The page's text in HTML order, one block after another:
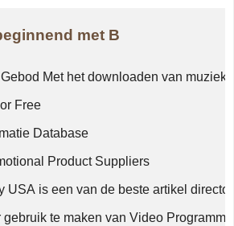
met B
Met het downloaden van muziek-
Free
Database
Product Suppliers
USA is een van de beste artikel
gebruik te maken van Video